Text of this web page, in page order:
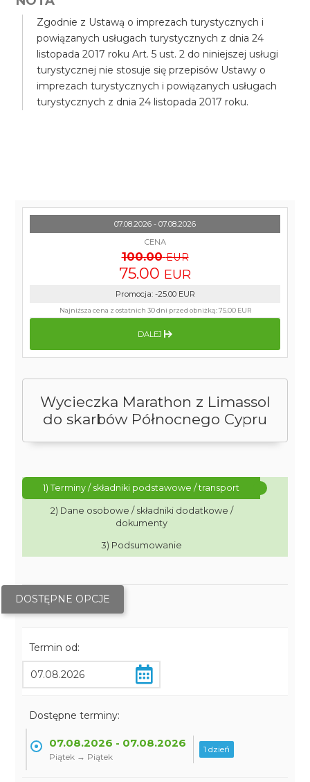
Zgodnie z Ustawą o imprezach turystycznych i
powiązanych usługach turystycznych z dnia 24
listopada 2017 roku Art. 5 ust. 2 do niniejszej usługi
turystycznej nie stosuje się przepisów Ustawy o
imprezach turystycznych i powiązanych usługach
turystycznych z dnia 24 listopada 2017 roku.
Wycieczka Marathon z Limassol
do skarbów Północnego Cypru
1) Terminy / składniki podstawowe / transport
2) Dane osobowe / składniki dodatkowe /
dokumenty
3) Podsumowanie
DOSTĘPNE OPCJE
Termin od:
Dostępne terminy:
07.08.2026 - 07.08.2026
Piątek → Piątek
1 dzień
07.08.2026 - 07.08.2026
CENA
100.00 EUR
75.00 EUR
Promocja: -25.00 EUR
Najniższa cena z ostatnich 30 dni przed obniżką:75.00 EUR
DALEJ